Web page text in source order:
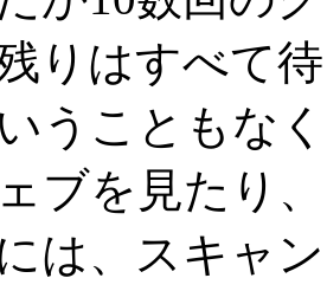
りはすべて
うこともな
ブを見たり
は、スキャ